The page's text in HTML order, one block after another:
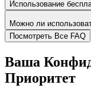
Использование
Можно ли
Посмотреть Все FAQ
Ваша
Приоритет